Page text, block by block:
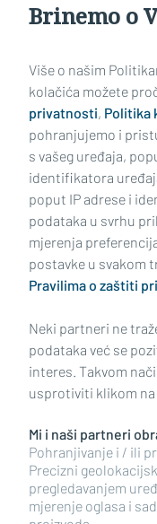
Impressum Uvjeti
Politika kolačića
Oglašavanje
RUBRIKE
BRODSKO-POSAVSKA
POŽEŠKO-SLAVONSKA
Brinemo o
Više o našim
kolačića možete
privatnosti, Politika
pohranjujemo i
s vašeg uređaja,
identifikatora
poput IP adrese i
podataka u svrhu
mjerenja
postavke u svakom
Pravilima o zaštiti
Neki partneri ne
podataka već se
interes. Takvom
usprotiviti klikom na
Mi i naši partneri
Pohranjivanje i / ili
Precizni
pregledavanjem
mjerenje oglasa i